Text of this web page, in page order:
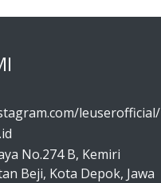
leuserofficial/
No.274 B, Kemiri
Beji, Kota Depok, Jawa